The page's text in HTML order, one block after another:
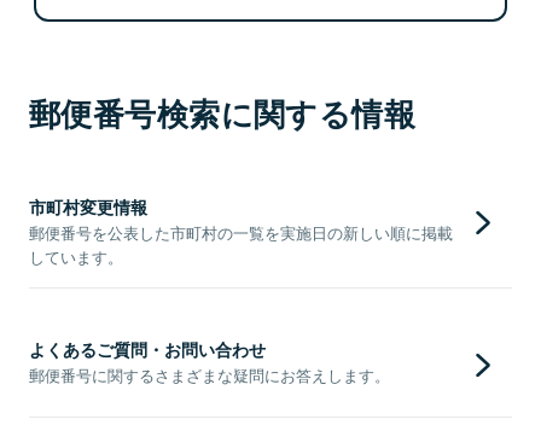
郵便番号検索に関する情報
市町村変更情報
郵便番号を公表した市町村の一覧を実施日の新しい順に掲載
しています。
よくあるご質問・お問い合わせ
郵便番号に関するさまざまな疑問にお答えします。